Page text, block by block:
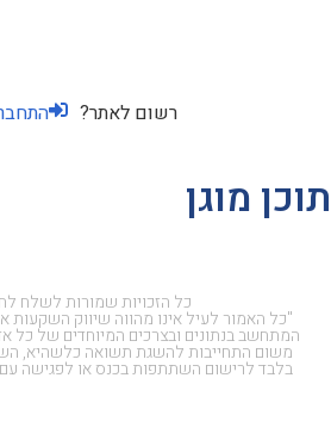
רשום לאתר?
תוכן מוגן
כל הזכויות שמורות לשלח לחמך
"כל האמור לעיל אינו מהווה שיווק השקעות
המתחשב בנתונים ובצרכים המיוחדים של כל
משום התחייבות להשגת תשואה כלשהיא,
בלבד לרישום השתתפות בכנס או לפגישה